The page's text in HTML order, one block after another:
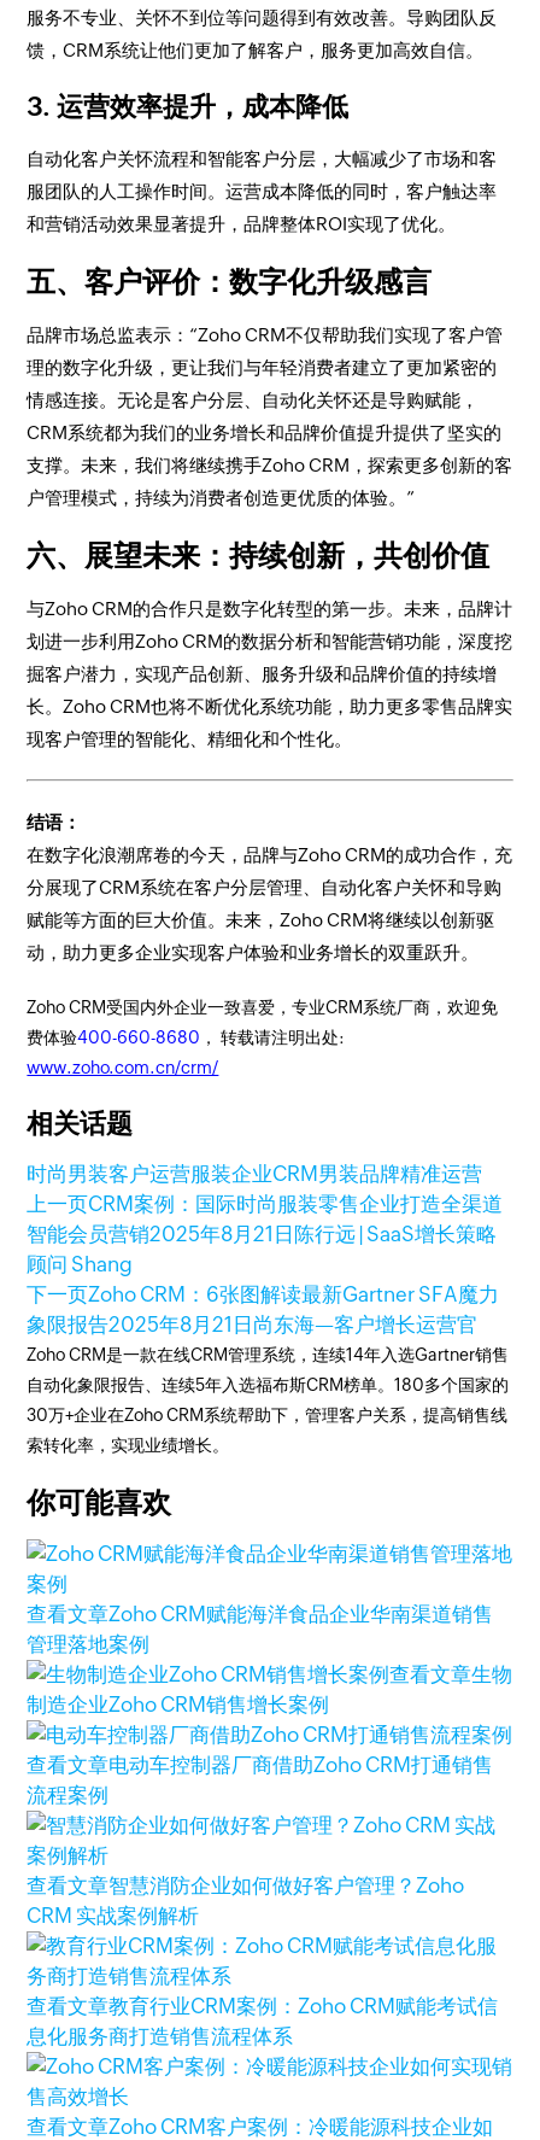
服务不专业、关怀不到位等问题得到有效改善。导购团队反
馈，CRM系统让他们更加了解客户，服务更加高效自信。
3. 运营效率提升，成本降低
自动化客户关怀流程和智能客户分层，大幅减少了市场和客
服团队的人工操作时间。运营成本降低的同时，客户触达率
和营销活动效果显著提升，品牌整体ROI实现了优化。
五、客户评价：数字化升级感言
品牌市场总监表示：“Zoho CRM不仅帮助我们实现了客户管
理的数字化升级，更让我们与年轻消费者建立了更加紧密的
情感连接。无论是客户分层、自动化关怀还是导购赋能，
CRM系统都为我们的业务增长和品牌价值提升提供了坚实的
支撑。未来，我们将继续携手Zoho CRM，探索更多创新的客
户管理模式，持续为消费者创造更优质的体验。”
六、展望未来：持续创新，共创价值
与Zoho CRM的合作只是数字化转型的第一步。未来，品牌计
划进一步利用Zoho CRM的数据分析和智能营销功能，深度挖
掘客户潜力，实现产品创新、服务升级和品牌价值的持续增
长。Zoho CRM也将不断优化系统功能，助力更多零售品牌实
现客户管理的智能化、精细化和个性化。
结语：
在数字化浪潮席卷的今天，品牌与Zoho CRM的成功合作，充
分展现了CRM系统在客户分层管理、自动化客户关怀和导购
赋能等方面的巨大价值。未来，Zoho CRM将继续以创新驱
动，助力更多企业实现客户体验和业务增长的双重跃升。
Zoho CRM受国内外企业一致喜爱，专业CRM系统厂商，欢迎免
费体验400-660-8680 ， 转载请注明出处:
www.zoho.com.cn/crm/
相关话题
时尚男装客户运营服装企业CRM 男装品牌精准运营
上一页CRM案例：国际时尚服装零售企业打造全渠道
智能会员营销2025年8月21日 陈行远 | SaaS增长策略
顾问 Shang
下一页Zoho CRM：6张图解读最新Gartner SFA魔力
象限报告2025年8月21日 尚东海—客户增长运营官
Zoho CRM是一款在线CRM管理系统，连续14年入选Gartner销售
自动化象限报告、连续5年入选福布斯CRM榜单。180多个国家的
30万+企业在Zoho CRM系统帮助下，管理客户关系，提高销售线
索转化率，实现业绩增长。
你可能喜欢
查看文章Zoho CRM赋能海洋食品企业华南渠道销售
管理落地案例
查看文章生物
制造企业Zoho CRM销售增长案例
查看文章电动车控制器厂商借助Zoho CRM打通销售
流程案例
查看文章智慧消防企业如何做好客户管理？Zoho
CRM 实战案例解析
查看文章教育行业CRM案例：Zoho CRM赋能考试信
息化服务商打造销售流程体系
查看文章Zoho CRM客户案例：冷暖能源科技企业如